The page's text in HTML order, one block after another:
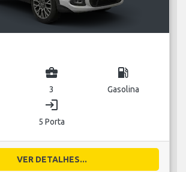
business_center
3
local_gas_station
Gasolina
login
5 Porta
VER DETALHES...